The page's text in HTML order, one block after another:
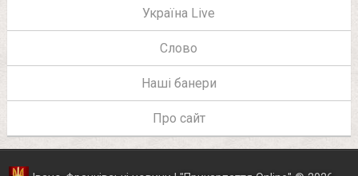
Україна Live
Слово
Наші банери
Про сайт